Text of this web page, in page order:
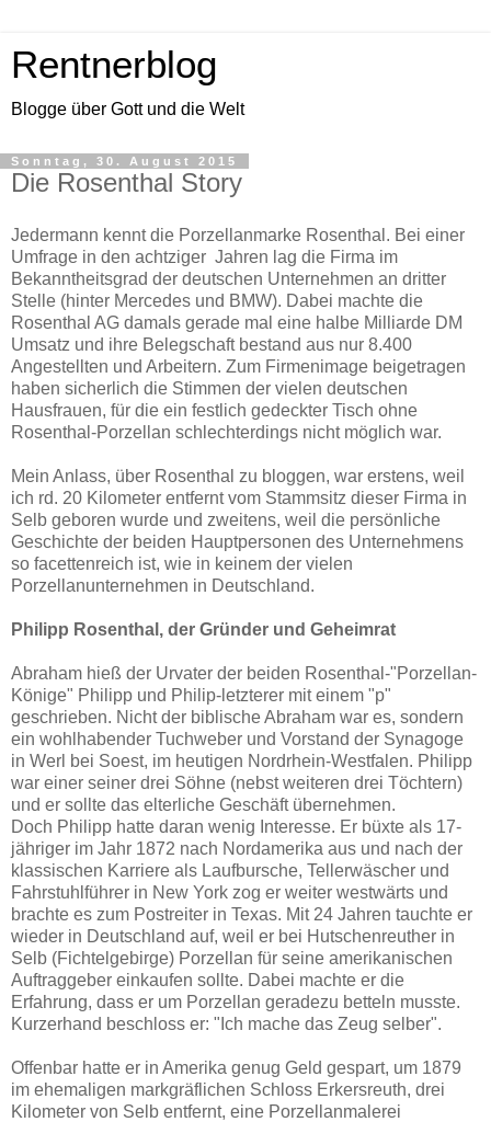
Rentnerblog
Blogge über Gott und die Welt
Sonntag, 30. August 2015
Die Rosenthal Story
Jedermann kennt die Porzellanmarke Rosenthal. Bei einer
Umfrage in den achtziger Jahren lag die Firma im
Bekanntheitsgrad der deutschen Unternehmen an dritter
Stelle (hinter Mercedes und BMW). Dabei machte die
Rosenthal AG damals gerade mal eine halbe Milliarde DM
Umsatz und ihre Belegschaft bestand aus nur 8.400
Angestellten und Arbeitern. Zum Firmenimage beigetragen
haben sicherlich die Stimmen der vielen deutschen
Hausfrauen, für die ein festlich gedeckter Tisch ohne
Rosenthal-Porzellan schlechterdings nicht möglich war.
Mein Anlass, über Rosenthal zu bloggen, war erstens, weil
ich rd. 20 Kilometer entfernt vom Stammsitz dieser Firma in
Selb geboren wurde und zweitens, weil die persönliche
Geschichte der beiden Hauptpersonen des Unternehmens
so facettenreich ist, wie in keinem der vielen
Porzellanunternehmen in Deutschland.
Philipp Rosenthal, der Gründer und Geheimrat
Abraham hieß der Urvater der beiden Rosenthal-"Porzellan-
Könige" Philipp und Philip-letzterer mit einem "p"
geschrieben. Nicht der biblische Abraham war es, sondern
ein wohlhabender Tuchweber und Vorstand der Synagoge
in Werl bei Soest, im heutigen Nordrhein-Westfalen. Philipp
war einer seiner drei Söhne (nebst weiteren drei Töchtern)
und er sollte das elterliche Geschäft übernehmen.
Doch Philipp hatte daran wenig Interesse. Er büxte als 17-
jähriger im Jahr 1872 nach Nordamerika aus und nach der
klassischen Karriere als Laufbursche, Tellerwäscher und
Fahrstuhlführer in New York zog er weiter westwärts und
brachte es zum Postreiter in Texas. Mit 24 Jahren tauchte er
wieder in Deutschland auf, weil er bei Hutschenreuther in
Selb (Fichtelgebirge) Porzellan für seine amerikanischen
Auftraggeber einkaufen sollte. Dabei machte er die
Erfahrung, dass er um Porzellan geradezu betteln musste.
Kurzerhand beschloss er: "Ich mache das Zeug selber".
Offenbar hatte er in Amerika genug Geld gespart, um 1879
im ehemaligen markgräflichen Schloss Erkersreuth, drei
Kilometer von Selb entfernt, eine Porzellanmalerei